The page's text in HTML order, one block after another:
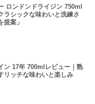
ロンドンドライジン 750ml
ラシックな味わいと洗練さ
提案」
ン 17年 700mlレビュー｜熟
リッチな味わいと楽しみ